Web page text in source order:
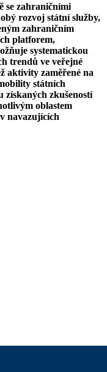
se zahraničními
rozvoj státní služby,
zahraničním
platforem,
systematickou
trendů ve veřejné
aktivity zaměřené na
státních
získaných zkušeností
oblastem
navazujících